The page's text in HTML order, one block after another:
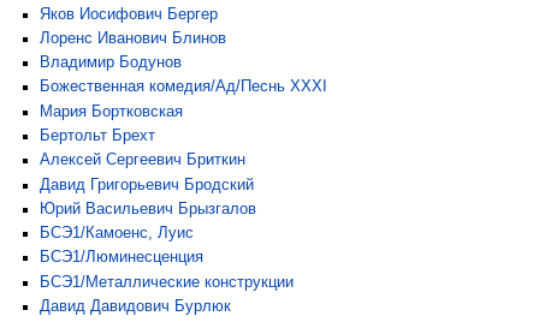
Яков Иосифович Бергер
Лоренс Иванович Блинов
Владимир Бодунов
Божественная комедия/Ад/Песнь XXXI
Мария Бортковская
Бертольт Брехт
Алексей Сергеевич Бриткин
Давид Григорьевич Бродский
Юрий Васильевич Брызгалов
БСЭ1/Камоенс, Луис
БСЭ1/Люминесценция
БСЭ1/Металлические конструкции
Давид Давидович Бурлюк